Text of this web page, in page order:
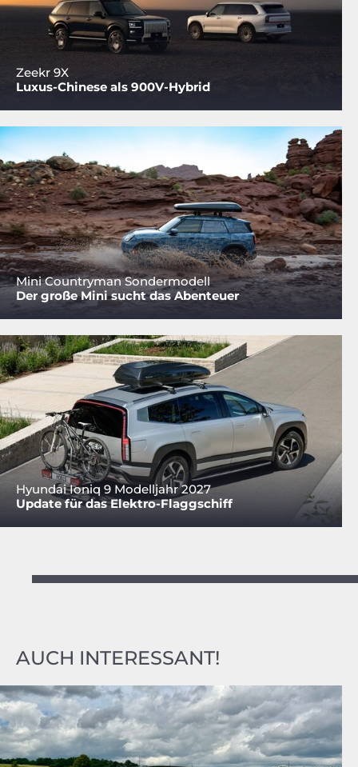
Zeekr 9X
Luxus-Chinese als 900V-Hybrid
Mini Countryman Sondermodell
Der große Mini sucht das Abenteuer
Hyundai Ioniq 9 Modelljahr 2027
Update für das Elektro-Flaggschiff
AUCH INTERESSANT!